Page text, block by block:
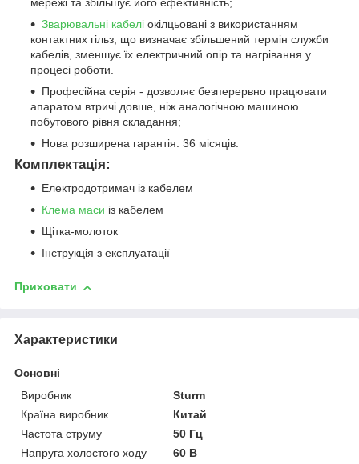
Зварювальні кабелі окілцьовані з використанням
контактних гільз, що визначає збільшений термін служби
кабелів, зменшує їх електричний опір та нагрівання у
процесі роботи.
Професійна серія - дозволяє безперервно працювати
апаратом втричі довше, ніж аналогічною машиною
побутового рівня складання;
Нова розширена гарантія: 36 місяців.
Комплектація:
Електродотримач із кабелем
Клема маси із кабелем
Щітка-молоток
Інструкція з експлуатації
Приховати
Характеристики
Основні
Виробник
Sturm
Країна виробник
Китай
Частота струму
50 Гц
Напруга холостого ходу
60 В